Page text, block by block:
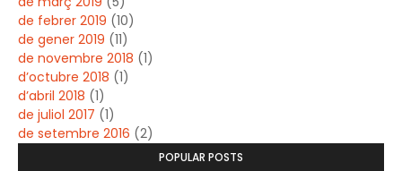
de febrer 2019 (10)
de gener 2019 (11)
de novembre 2018 (1)
d’octubre 2018 (1)
d’abril 2018 (1)
de juliol 2017 (1)
de setembre 2016 (2)
POPULAR POSTS